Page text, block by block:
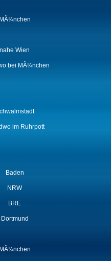
MÃ¼nchen
nahe Wien
bei MÃ¼nchen
im Ruhrpott
Baden
NRW
BRE
Dortmund
MÃ¼nchen